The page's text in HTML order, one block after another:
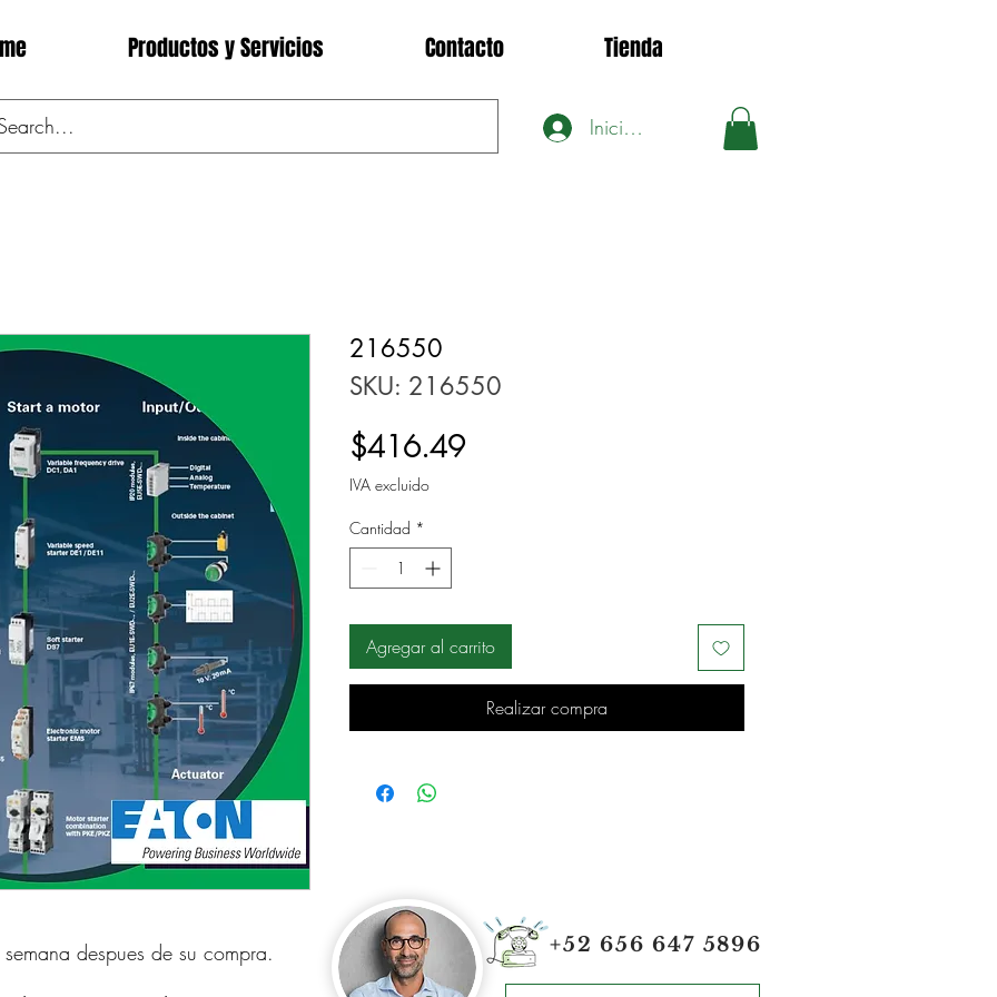
Productos y Servicios Contacto Tienda
Iniciar sesión
despues de su compra.
216550
SKU: 216550
$416.49Precio
IVA excluido
Cantidad *
Agregar al carrito
Realizar compra
+52 656 647 5896